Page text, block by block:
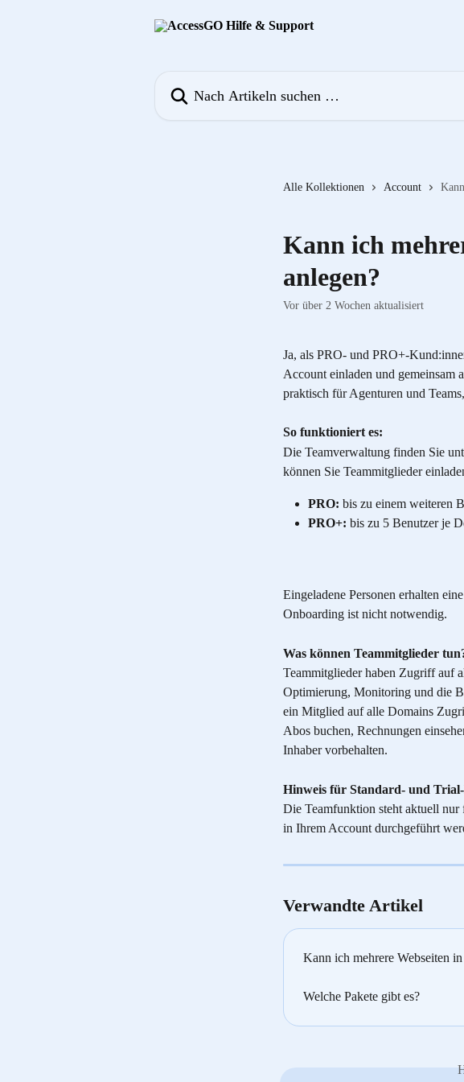
Alle Kollektionen Account
Kann ich
anlegen?
Vor über 2 Wochen aktualisiert
Ja, als PRO- und PRO+-
Account einladen und gemeinsam
praktisch für Agenturen und
So funktioniert es:
Die Teamverwaltung finden Sie
können Sie Teammitglieder
PRO: bis zu einem weiteren
PRO+: bis zu 5 Benutzer je
Eingeladene Personen erhalten
Onboarding ist nicht notwendig.
Was können Teammitglieder
Teammitglieder haben Zugriff auf
Optimierung, Monitoring und die
ein Mitglied auf alle Domains
Abos buchen, Rechnungen
Inhaber vorbehalten.
Hinweis für Standard- und
Die Teamfunktion steht aktuell
in Ihrem Account durchgeführt
Verwandte Artikel
Kann ich mehrere Webseiten
Welche Pakete gibt es?